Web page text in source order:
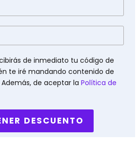
de inmediato tu código de
te iré mandando contenido de
de aceptar la Política de
DESCUENTO